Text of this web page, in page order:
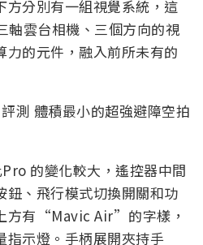
方分別有一組視覺系統，這
軸雲台相機、三個方向的視
力的元件，融入前所未有的
的變化較大，遙控器中間
鈕、飛行模式切換開關和功
方有“Mavic Air”的字樣，
指示燈。手柄展開夾持手